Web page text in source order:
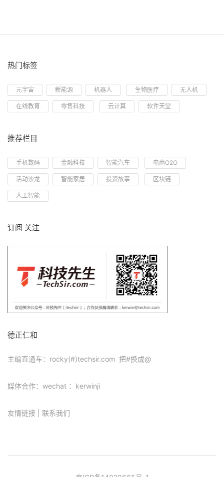
热门标签
元宇宙 新能源 机器人 生物医疗 无人机
在线教育 零售科技 云计算 软件天堂
推荐栏目
手机数码 金融科技 智能汽车 电商O2O
活动沙龙 智能家居 投资故事 区块链
人工智能
订阅 关注
德正仁和
主编直通车：rocky(#)techsir.com 把#换成@
媒体合作：wechat ：kerwinji
友情链接 联系我们